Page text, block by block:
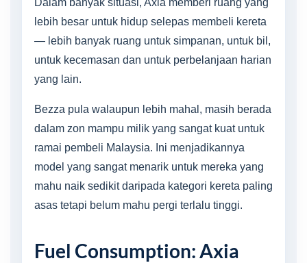
Dalam banyak situasi, Axia memberi ruang yang
lebih besar untuk hidup selepas membeli kereta
— lebih banyak ruang untuk simpanan, untuk bil,
untuk kecemasan dan untuk perbelanjaan harian
yang lain.
Bezza pula walaupun lebih mahal, masih berada
dalam zon mampu milik yang sangat kuat untuk
ramai pembeli Malaysia. Ini menjadikannya
model yang sangat menarik untuk mereka yang
mahu naik sedikit daripada kategori kereta paling
asas tetapi belum mahu pergi terlalu tinggi.
Fuel Consumption: Axia